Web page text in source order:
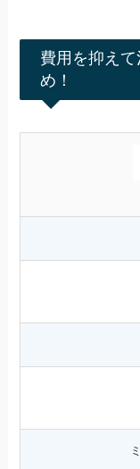
費用を抑え
め！